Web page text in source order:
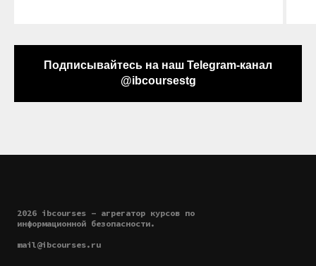
Подписывайтесь на наш Telegram-канал
@ibcoursestg
2026 ibcourses - агрегатор курсов по
информационной безопасности.
mail@ibcourses.ru